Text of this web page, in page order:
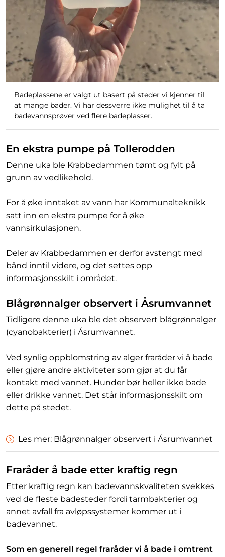
Badeplassene er valgt ut basert på steder vi kjenner til
at mange bader. Vi har dessverre ikke mulighet til å ta
badevannsprøver ved flere badeplasser.
En ekstra pumpe på Tollerodden
Denne uka ble Krabbedammen tømt og fylt på
grunn av vedlikehold.
For å øke inntaket av vann har Kommunalteknikk
satt inn en ekstra pumpe for å øke
vannsirkulasjonen.
Deler av Krabbedammen er derfor avstengt med
bånd inntil videre, og det settes opp
informasjonsskilt i området.
Blågrønnalger observert i Åsrumvannet
Tidligere denne uka ble det observert blågrønnalger
(cyanobakterier) i Åsrumvannet.
Ved synlig oppblomstring av alger fraråder vi å bade
eller gjøre andre aktiviteter som gjør at du får
kontakt med vannet. Hunder bør heller ikke bade
eller drikke vannet. Det står informasjonsskilt om
dette på stedet.
Les mer: Blågrønnalger observert i Åsrumvannet
Fraråder å bade etter kraftig regn
Etter kraftig regn kan badevannskvaliteten svekkes
ved de fleste badesteder fordi tarmbakterier og
annet avfall fra avløpssystemer kommer ut i
badevannet.
Som en generell regel fraråder vi å bade i omtrent